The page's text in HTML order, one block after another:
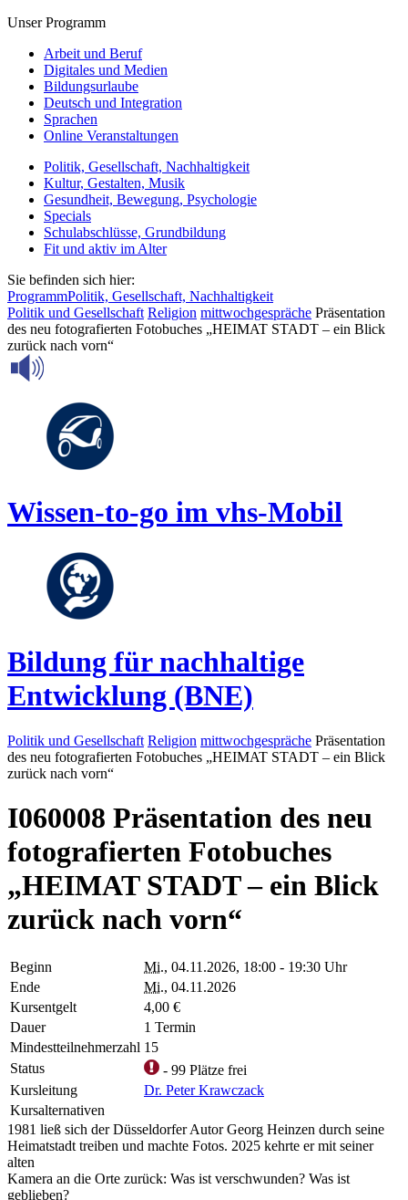
Unser Programm
Arbeit und Beruf
Digitales und Medien
Bildungsurlaube
Deutsch und Integration
Sprachen
Online Veranstaltungen
Politik, Gesellschaft, Nachhaltigkeit
Kultur, Gestalten, Musik
Gesundheit, Bewegung, Psychologie
Specials
Schulabschlüsse, Grundbildung
Fit und aktiv im Alter
Sie befinden sich hier:
ProgrammPolitik, Gesellschaft, Nachhaltigkeit
Politik und Gesellschaft Religion mittwochgespräche Präsentation
des neu fotografierten Fotobuches „HEIMAT STADT – ein Blick
zurück nach vorn“
Wissen-to-go im vhs-Mobil
Bildung für nachhaltige
Entwicklung (BNE)
Politik und Gesellschaft Religion mittwochgespräche Präsentation
des neu fotografierten Fotobuches „HEIMAT STADT – ein Blick
zurück nach vorn“
I060008 Präsentation des neu
fotografierten Fotobuches
„HEIMAT STADT – ein Blick
zurück nach vorn“
Beginn Mi., 04.11.2026, 18:00 - 19:30 Uhr
Ende
Mi., 04.11.2026
Kursentgelt
4,00 €
Dauer
1 Termin
Mindestteilnehmerzahl 15
Status
- 99 Plätze frei
Kursleitung
Dr. Peter Krawczack
Kursalternativen
1981 ließ sich der Düsseldorfer Autor Georg Heinzen durch seine
Heimatstadt treiben und machte Fotos. 2025 kehrte er mit seiner
alten
Kamera an die Orte zurück: Was ist verschwunden? Was ist
geblieben?